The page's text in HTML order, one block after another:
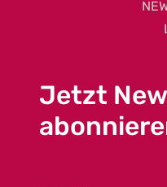
Jetzt